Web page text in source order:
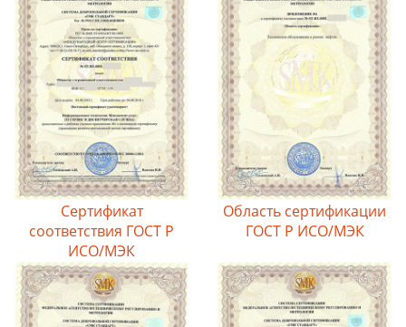
Сертификат
соответствия ГОСТ Р
ИСО/МЭК
Область сертификации
ГОСТ Р ИСО/МЭК